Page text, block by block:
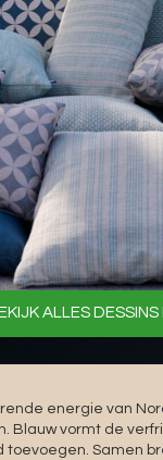
ALLES DESSINS
energie van
Blauw vormt de
Samen